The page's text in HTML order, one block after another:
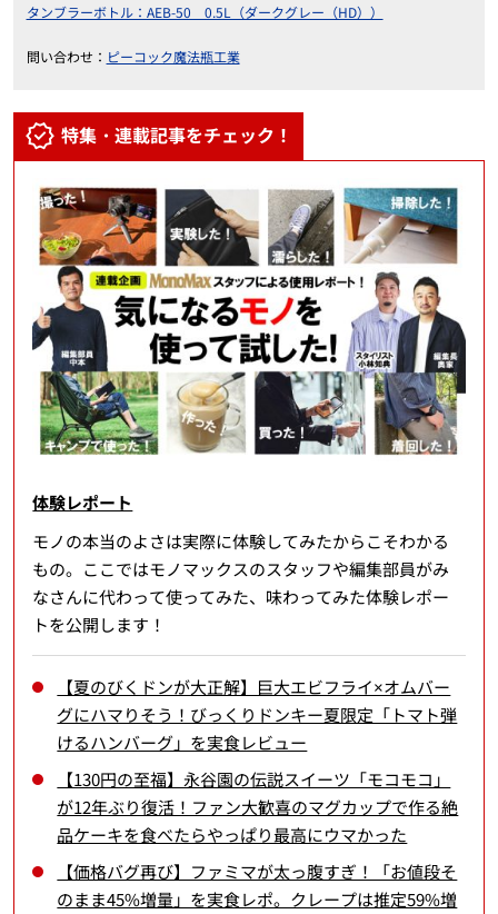
タンブラーボトル：AEB-50 0.5L（ダークグレー（HD））
問い合わせ： ピーコック魔法瓶工業
特集・連載記事をチェック！
体験レポート
モノの本当のよさは実際に体験してみたからこそわかる
もの。ここではモノマックスのスタッフや編集部員がみ
なさんに代わって使ってみた、味わってみた体験レポー
トを公開します！
【夏のびくドンが大正解】巨大エビフライ×オムバー
グにハマりそう！びっくりドンキー夏限定「トマト弾
けるハンバーグ」を実食レビュー
【130円の至福】永谷園の伝説スイーツ「モコモコ」
が12年ぶり復活！ファン大歓喜のマグカップで作る絶
品ケーキを食べたらやっぱり最高にウマかった
【価格バグ再び】ファミマが太っ腹すぎ！「お値段そ
のまま45%増量」を実食レポ。クレープは推定59%増